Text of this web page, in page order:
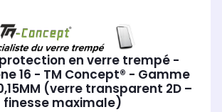
en verre trempé -
16 - TM Concept® - Gamme
(verre transparent 2D –
finesse maximale)